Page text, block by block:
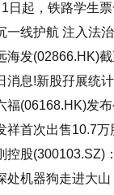
日起，铁路学生
一线护航 注入法
海发(02866.HK)
消息!新股孖展统
福(06168.HK)发
祥首次出售10.7
控股(300103.SZ)
处机器狗走进大